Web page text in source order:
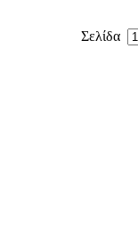
Σελίδα